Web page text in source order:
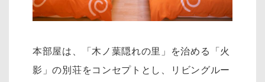
本部屋は、「木ノ葉隠れの里」を治める「火
影」の別荘をコンセプトとし、リ ビングルー